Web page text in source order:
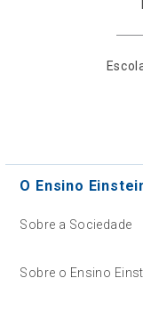
O Ensino
Sobre a Sociedade
Sobre o Ensino